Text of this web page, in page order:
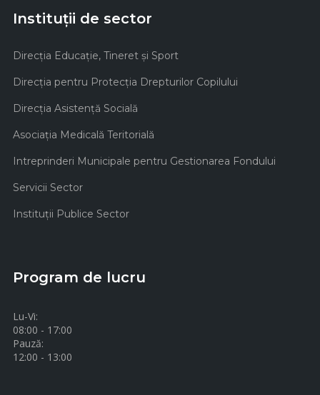
Instituții de sector
Direcţia Educaţie, Tineret şi Sport
Direcţia pentru Protecţia Drepturilor Copilului
Direcţia Asistenţă Socială
Asociaţia Medicală Teritorială
Intreprinderi Municipale pentru Gestionarea Fondului
Servicii Sector
Instituţii Publice Sector
Program de lucru
Lu-Vi:
08:00 - 17:00
Pauză:
12:00 - 13:00